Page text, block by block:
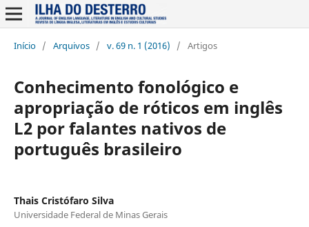
Início / Arquivos / v. 69 n. 1 (2016) / Artigos
Conhecimento fonológico e
apropriação de róticos em inglês
L2 por falantes nativos de
português brasileiro
Thais Cristófaro Silva
Universidade Federal de Minas Gerais